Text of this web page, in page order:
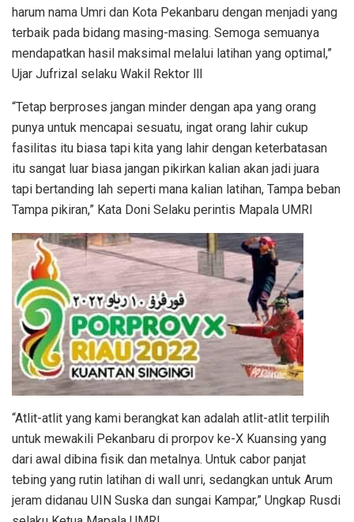
harum nama Umri dan Kota Pekanbaru dengan menjadi yang
terbaik pada bidang masing-masing. Semoga semuanya
mendapatkan hasil maksimal melalui latihan yang optimal,”
Ujar Jufrizal selaku Wakil Rektor lll
“Tetap berproses jangan minder dengan apa yang orang
punya untuk mencapai sesuatu, ingat orang lahir cukup
fasilitas itu biasa tapi kita yang lahir dengan keterbatasan
itu sangat luar biasa jangan pikirkan kalian akan jadi juara
tapi bertanding lah seperti mana kalian latihan, Tampa beban
Tampa pikiran,” Kata Doni Selaku perintis Mapala UMRI
“Atlit-atlit yang kami berangkat kan adalah atlit-atlit terpilih
untuk mewakili Pekanbaru di prorpov ke-X Kuansing yang
dari awal dibina fisik dan metalnya. Untuk cabor panjat
tebing yang rutin latihan di wall unri, sedangkan untuk Arum
jeram didanau UIN Suska dan sungai Kampar,” Ungkap Rusdi